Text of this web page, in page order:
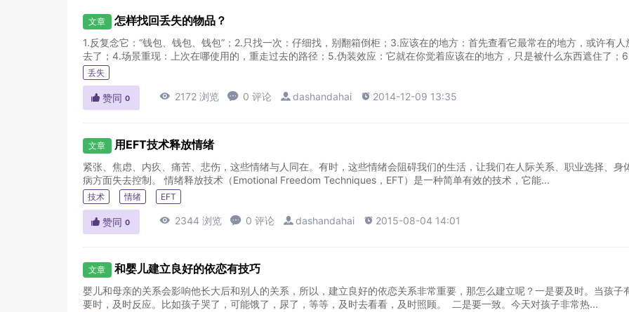
文章 怎样找回丢失的物品？
1.反复念它：“钱包、钱包、钱包”；2.只找一次：仔细找，别翻箱倒柜；3.应该在的地方：首先查看它最常在的地方，或许有人
去了；4.场景重现：上次在哪使用的，重走过去的路径；5.伪装效应：它就在你觉着应该在的地方，只是被什么东西遮住了；
丢失
 赞同 0  2172 浏览  0 评论  dashandahai  2014-12-09 13:35
文章 用EFT技术释放情绪
紧张、焦虑、内疚、痛苦、悲伤，这些情绪与人同在。有时，这些情绪会阻碍我们的生活，让我们在人际关系、职业选择、身
病方面失去控制。 情绪释放技术（Emotional Freedom Techniques，EFT）是一种简单有效的技术，它能...
技术 情绪 EFT
 赞同 0  2344 浏览  0 评论  dashandahai  2015-08-04 14:01
文章 和婴儿建立良好的依恋有技巧
婴儿和母亲的关系会影响他长大后和别人的关系，所以，建立良好的依恋关系非常重要，那怎么建立呢？一是要及时。当孩子
要时，及时反应。比如孩子哭了，可能饿了，尿了，等等，及时去看看，及时照顾。 二是要一致。今天对孩子非常热...